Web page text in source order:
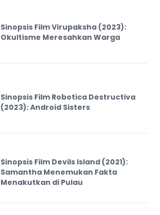
Sinopsis Film Virupaksha (2023):
Okultisme Meresahkan Warga
Sinopsis Film Robotica Destructiva
(2023): Android Sisters
Sinopsis Film Devils Island (2021):
Samantha Menemukan Fakta
Menakutkan di Pulau